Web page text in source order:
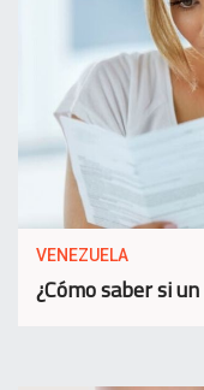
VENEZUELA
¿Cómo saber si